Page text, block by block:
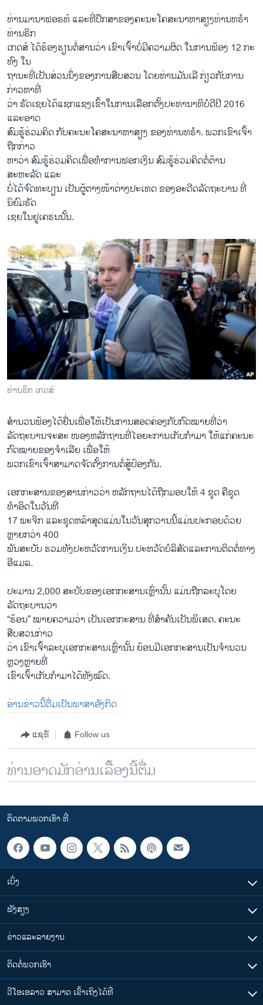
ທ່ານມານາຟອຣທ໌ ແລະທີ່ປຶກສາຂອງຄະນະໂຄສະນາຫາສຽງທ່ານທຣຳ
ທ່ານຣິກ
ເກດສ໌ ໄດ້ຮ້ອງຮຽນຕໍ່ສານວ່າ ເຂົາເຈົ້າບໍ່ມີຄວາມຜິດ ໃນການຟ້ອງ 12 ກະ
ທົງ ໃນ
ຖານະທີ່ເປັນສ່ວນນຶ່ງຂອງການສືບສວນ ໂດຍທ່ານມັນເລີ ກ່ຽວກັບການ
ກ່າວຫາທີ່
ວ່າ ຣັດເຊຍໄດ້ແຊກແຊງເຂົ້າໃນການເລືອກຕັ້ງປະທານາທິບໍດີປີ 2016​
ແລະອາດ
ສົມຮູ້ຮ່ວມຄິດ ກັບຄະນະໂຄສະນາຫາສຽງ ຂອງທ່ານທຣຳ. ພວກເຂົາເຈົ້າ
ຖືກກ່າວ
ຫາວ່າ ສົມຮູ້ຮ່ວມຄິດເພື່ອທຳການຟອກເງິນ ສົມຮູ້ຮ່ວມຄິດຕໍ່ຕ້ານ
ສະຫະລັດ ແລະ
ບໍ່ໄດ້ຈົດທະບຽນ ເປັນຜູ້ຕາງໜ້າຕ່າງປະເທດ ຂອງອະດີດລັດຖະບານ ທີ່
ນິຍົມຣັດ
ເຊຍໃນຢູເຄຣນນັ້ນ.
ທ່ານຣິກ ເກດສ໌
ສຳນວນຟ້ອງໄດ້ຍື່ນເພື່ອໃຫ້ເປັນການສອດຄ່ອງກັບກົດໝາຍທີ່ວ່າ
ລັດຖະບານຈະສະ ໜອງຫລັກຖານທີ່ໄອຍະການເກັບກຳມາ ໃຫ້ແກ່ຄະນະ
ກົດໝາຍຂອງຈຳເລີຍ ເພື່ອໃຫ້
ພວກເຂົາເຈົ້າສາມາດຈັດຕັ້ງການຕໍ່ສູ້ປ້ອງກັນ.
ເອກກະສານຂອງສານກ່າວວ່າ ຫລັກຖານໄດ້ຖືກມອບໃຫ້ 4 ຊຸດ ຄືຊຸດ
ທຳອິດໃນວັນທີ
17 ພະຈິກ ແລະຊຸດຫລ້າສຸດແມ່ນໃນວັນສຸກວານນີ້ແມ່ນປະກອບດ້ວຍ
ຫຼາຍກວ່າ 400
ພັນສະບັບ ຮວມທັງປະຫວັດການເງິນ ປະຫວັດບໍລິສັດແລະການຕິດຕໍ່ທາງ
ອີແມລ.
ປະມານ 2,000 ສະບັບຂອງເອກກະສານເຫຼົ່ານັ້ນ ແມ່ນຖືກລະບຸໂດຍ
ລັດຖະບານວ່າ
“ຮ້ອນ” ໝາຍຄວາມວ່າ ເປັນເອກກະສານ ທີ່ສຳຄັນເປັນພິເສດ. ຄະນະ
ສືບສວນກ່າວ
ວ່າ ເຂົາເຈົ້າລະບຸເອກກະສານເຫຼົ່ານັ້ນ ຍ້ອນມີເອກກະສານເປັນຈຳນວນ
ຫຼວງຫຼາຍທີ່
ເຂົາເຈົ້າເກັບກຳມາໄດ້ທັງໝົດ.
ອ່ານຂ່າວນີ້ຕື່ມເປັນພາສາອັງກິດ
ແຊຣ໌ Follow us
ທ່ານອາດມັກອ່ານເລື້ອງນີ້ຕື່ມ
ຕິດຕາມພວກເຮົາ ທີ່
ເບິ່ງ
ຟັງສຽງ
ຂ່າວແລະລາຍງານ
ຕິດຕໍ່ພວກເຮົາ
ວີໂອເອລາວ ສາມາດ ເຂົ້າເຖິງໄດ້ທີ່